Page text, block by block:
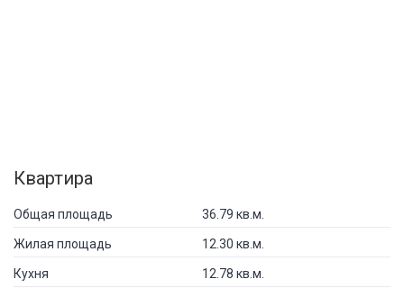
Квартира
Общая площадь 36.79 кв.м.
Жилая площадь 12.30 кв.м.
Кухня 12.78 кв.м.